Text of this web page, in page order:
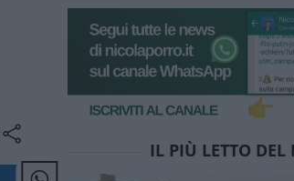
IL PIÙ LETTO DEL